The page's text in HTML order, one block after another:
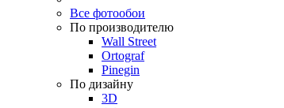
Все фотообои
По производителю
Wall Street
Ortograf
Pinegin
По дизайну
3D